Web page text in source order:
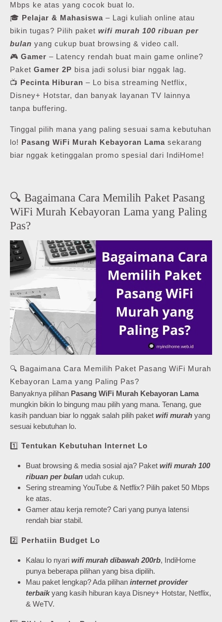
Mbps ke atas yang cocok buat lo.
🎓 Pelajar & Mahasiswa – Lagi kuliah online atau
bikin tugas? Pilih paket wifi murah 100 ribuan per
bulan yang cukup buat browsing & video call.
🎮 Gamer – Latency rendah buat main game online?
Paket Gamer 2P bisa jadi solusi biar nggak lag.
📺 Pecinta Hiburan – Lo bisa streaming Netflix,
Disney+ Hotstar, dan banyak layanan TV lainnya
tanpa buffering.
Tinggal pilih mana yang paling sesuai sama kebutuhan
lo! Pasang WiFi Murah Kebayoran Lama sekarang
biar nggak ketinggalan promo spesial dari IndiHome!
🔍 Bagaimana Cara Memilih Paket Pasang
WiFi Murah Kebayoran Lama yang Paling
Pas?
🔍 Bagaimana Cara Memilih Paket Pasang WiFi Murah
Kebayoran Lama yang Paling Pas?
Banyaknya pilihan Pasang WiFi Murah Kebayoran Lama
mungkin bikin lo bingung mau pilih yang mana. Tenang, gue
kasih panduan biar lo nggak salah pilih paket wifi murah yang
sesuai kebutuhan lo.
1️⃣ Tentukan Kebutuhan Internet Lo
Buat browsing & media sosial aja? Paket wifi murah 100
ribuan per bulan udah cukup.
Sering streaming YouTube & Netflix? Pilih paket 50 Mbps
ke atas.
Gamer atau kerja remote? Cari yang punya latensi
rendah biar stabil.
2️⃣ Perhatiin Budget Lo
Kalau lo nyari wifi murah dibawah 200rb, IndiHome
punya beberapa pilihan yang bisa dipilih.
Mau paket lengkap? Ada pilihan internet provider
terbaikyang kasih hiburan kaya Disney+ Hotstar, Netflix,
& WeTV.